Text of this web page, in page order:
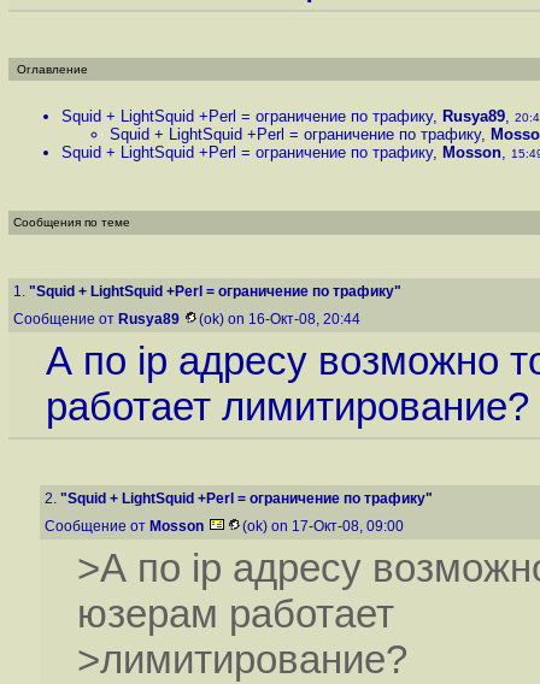
Оглавление
Squid + LightSquid +Perl = ограничение по трафику, Rusya89,
Squid + LightSquid +Perl = ограничение по трафику,
Squid + LightSquid +Perl = ограничение по трафику, Mosson,
Сообщения по теме
1. "Squid + LightSquid +Perl = ограничение по трафику"
Сообщение от Rusya89 (ok) on 16-Окт-08, 20:44
А по ip адресу возможно
работает лимитирование?
2. "Squid + LightSquid +Perl = ограничение по трафику"
Сообщение от Mosson (ok) on 17-Окт-08, 09:00
>А по ip адресу
юзерам работает
>лимитирование?